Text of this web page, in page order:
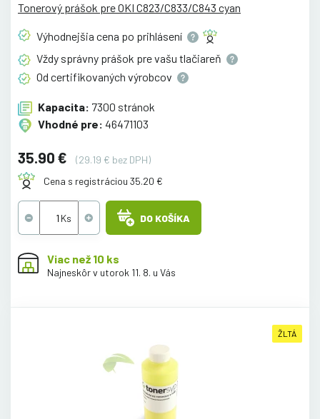
Tonerový prášok pre OKI C823/C833/C843 cyan
Výhodnejšia cena po prihlásení
Vždy správny prášok pre vašu tlačiareň
Od certifikovaných výrobcov
Kapacita: 7300 stránok
Vhodné pre: 46471103
35.90 €
(29.19 € bez DPH)
Cena s registráciou 35.20 €
DO KOŠÍKA
Viac než 10 ks
Najneskôr v utorok 11. 8. u Vás
ŽLTÁ